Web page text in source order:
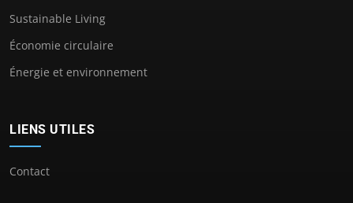
Sustainable Living
Économie circulaire
Énergie et environnement
LIENS UTILES
Contact